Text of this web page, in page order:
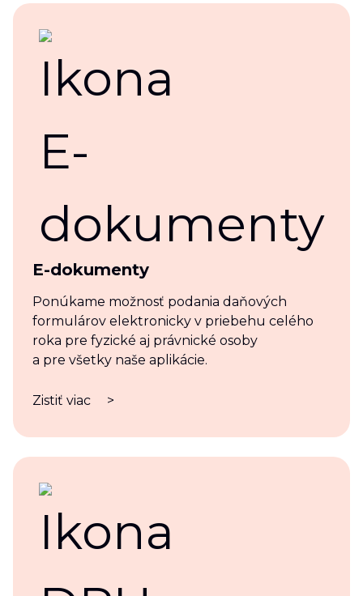
E-dokumenty
Ponúkame možnosť podania daňových
formulárov elektronicky v priebehu celého
roka pre fyzické aj právnické osoby
a pre všetky naše aplikácie.
Zistiť viac >